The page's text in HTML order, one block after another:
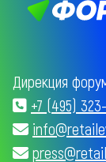
Дирекция
+7 (495)